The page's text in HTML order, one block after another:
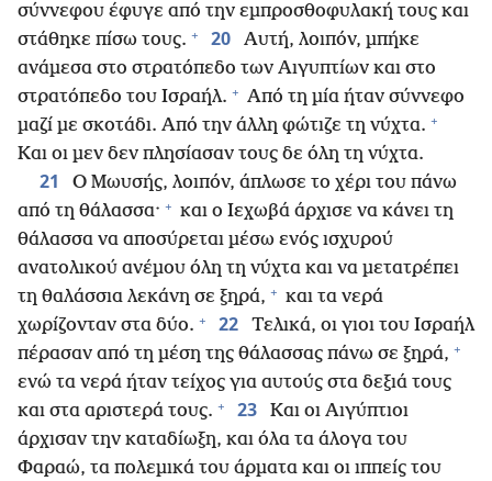
σύννεφου έφυγε από την εμπροσθοφυλακή τους και
στάθηκε πίσω τους. + 20
Αυτή, λοιπόν, μπήκε
ανάμεσα στο στρατόπεδο των Αιγυπτίων και στο
στρατόπεδο του Ισραήλ. + Από τη μία ήταν σύννεφο
μαζί με σκοτάδι. Από την άλλη φώτιζε τη νύχτα. +
Και οι μεν δεν πλησίασαν τους δε όλη τη νύχτα.
21
Ο Μωυσής, λοιπόν, άπλωσε το χέρι του πάνω
από τη θάλασσα· + και ο Ιεχωβά άρχισε να κάνει τη
θάλασσα να αποσύρεται μέσω ενός ισχυρού
ανατολικού ανέμου όλη τη νύχτα και να μετατρέπει
τη θαλάσσια λεκάνη σε ξηρά, + και τα νερά
χωρίζονταν στα δύο. + 22
Τελικά, οι γιοι του Ισραήλ
πέρασαν από τη μέση της θάλασσας πάνω σε ξηρά, +
ενώ τα νερά ήταν τείχος για αυτούς στα δεξιά τους
και στα αριστερά τους. + 23
Και οι Αιγύπτιοι
άρχισαν την καταδίωξη, και όλα τα άλογα του
Φαραώ, τα πολεμικά του άρματα και οι ιππείς του